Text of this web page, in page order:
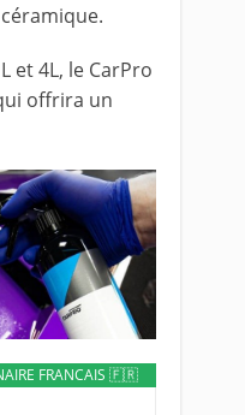
et 4L, le CarPro
offrira un
FRANCAIS 🇫🇷